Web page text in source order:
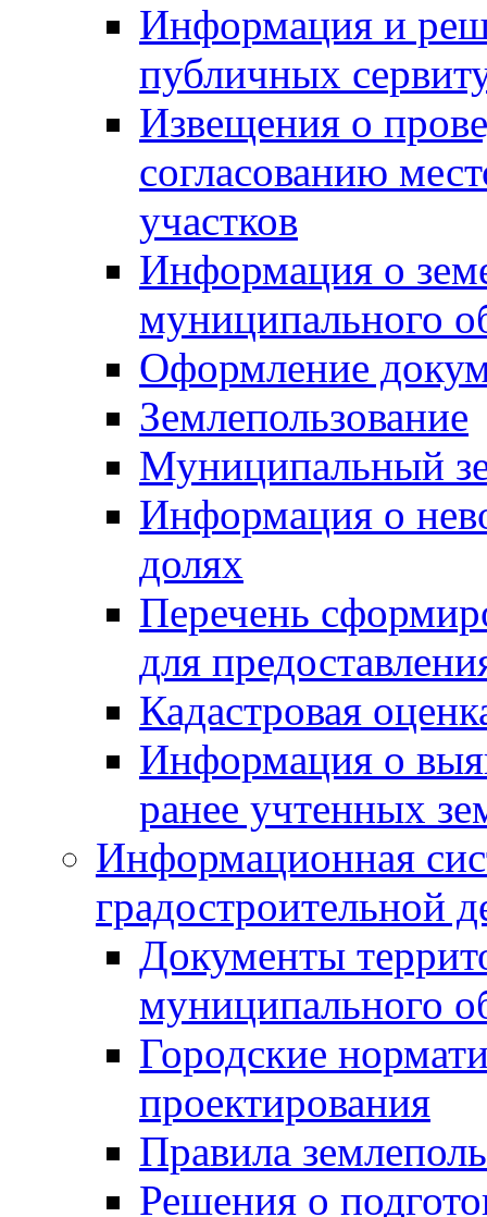
Информация и
публичных
Извещения о
согласованию
участков
Информация о
муниципального
Оформление
Землепользование
Муниципальный
Информация о
долях
Перечень
для
Кадастровая
Информация о
ранее учтенных
Информационная
градостроительной
Документы
муниципального
Городские
проектирования
Правила
Решения о